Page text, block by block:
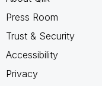
Press Room
Trust & Security
Accessibility
Privacy